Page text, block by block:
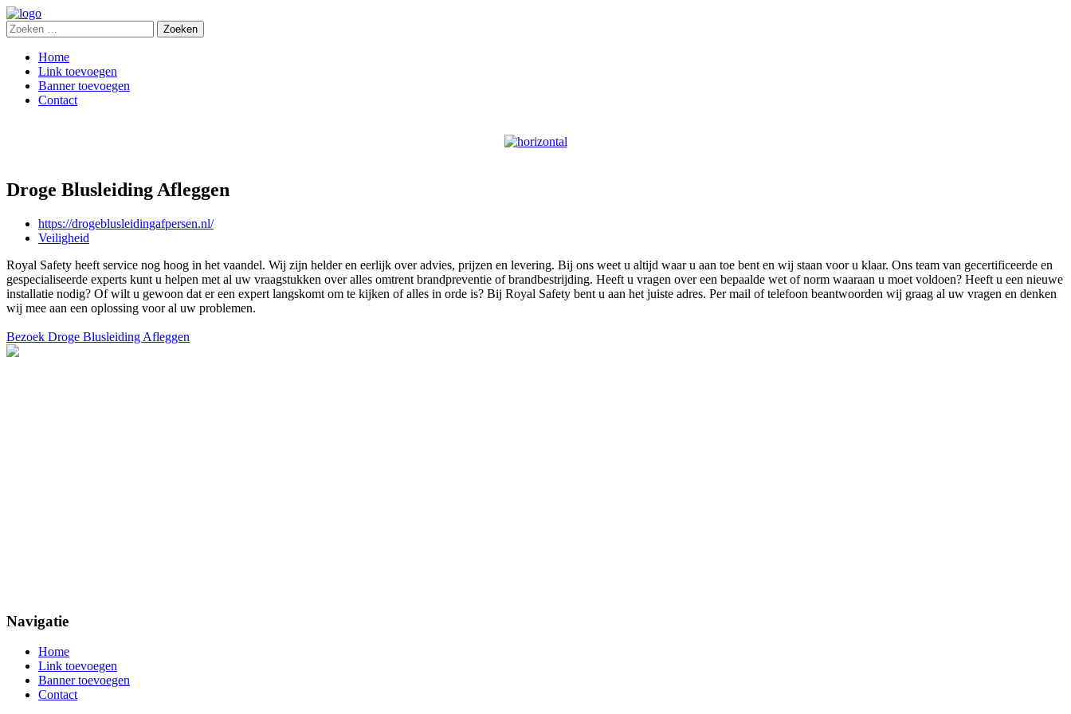
Zoeken
naar:
Home
Link toevoegen
Banner toevoegen
Contact
Droge Blusleiding Afleggen
https://drogeblusleidingafpersen.nl/
Veiligheid
Royal Safety heeft service nog hoog in het vaandel. Wij zijn helder en eerlijk over advies, prijzen en levering. Bij ons weet u altijd waar u aan toe bent en wij staan voor u klaar. Ons team van gecertificeerde en
gespecialiseerde experts kunt u helpen met al uw vraagstukken over alles omtrent brandpreventie of brandbestrijding. Heeft u vragen over een bepaalde wet of norm waaraan u moet voldoen? Heeft u een nieuwe
installatie nodig? Of wilt u gewoon dat er een expert langskomt om te kijken of alles in orde is? Bij Royal Safety bent u aan het juiste adres. Per mail of telefoon beantwoorden wij graag al uw vragen en denken
wij mee aan een oplossing voor al uw problemen.
Bezoek Droge Blusleiding Afleggen
Navigatie
Home
Link toevoegen
Banner toevoegen
Contact